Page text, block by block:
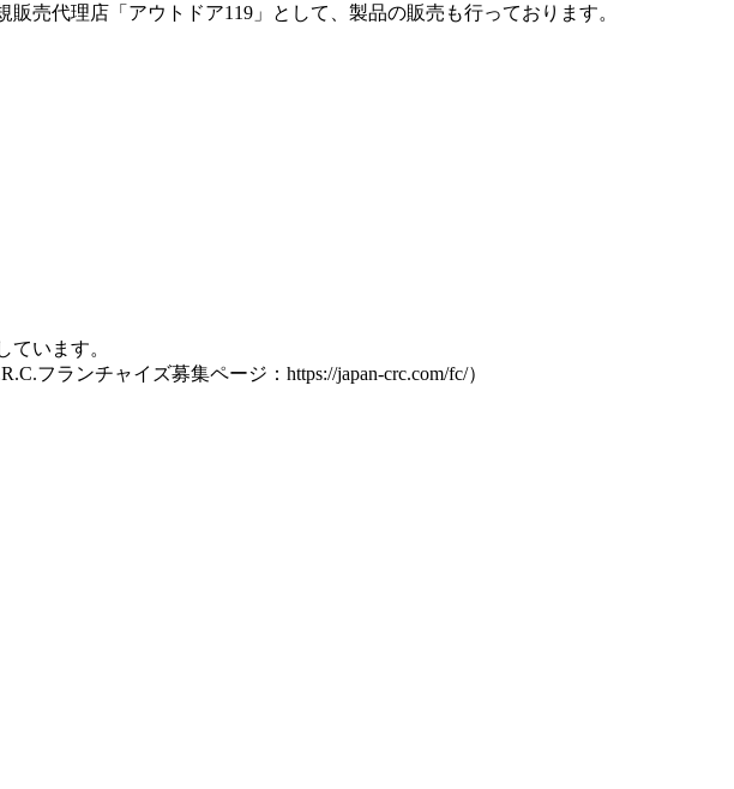
売代理店「アウトドア119」として、製品の販売も行っております。
います。
フランチャイズ募集ページ：https://japan-crc.com/fc/）